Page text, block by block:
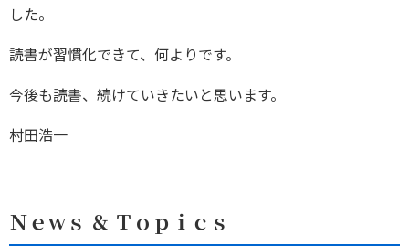
した。
読書が習慣化できて、何よりです。
今後も読書、続けていきたいと思います。
村田浩一
Ｎｅｗｓ ＆ Ｔｏｐｉｃｓ